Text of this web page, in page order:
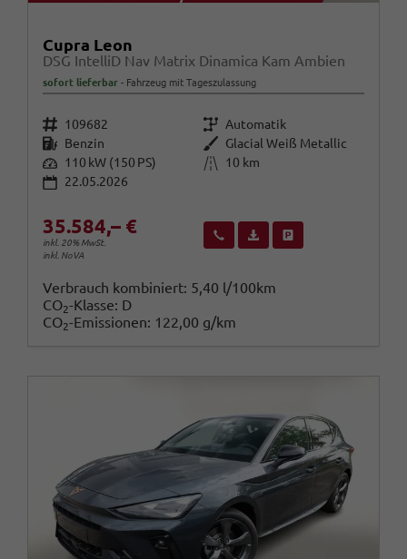
Cupra Leon
DSG IntelliD Nav Matrix Dinamica Kam Ambien
sofort lieferbar Fahrzeug mit Tageszulassung
Fahrzeugnr. 109682 Getriebe Automatik
Kraftstoff Benzin Außenfarbe
Glacial Weiß Metallic
Leistung 110 kW (150 PS) Kilometerstand
10 km
22.05.2026
35.584,– €
inkl. 20% MwSt.
inkl. NoVA
Wir rufen Sie anFahrzeugexposé (PDF)
Verbrauch kombiniert: 5,40 l/100km
CO2-Klasse: D
CO2-Emissionen: 122,00 g/km